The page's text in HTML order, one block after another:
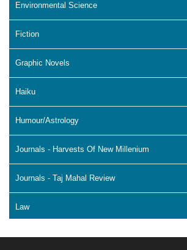
Environmental Science
Fiction
Graphic Novels
Haiku
Humour/Astrology
Journals - Harvests Of New Millenium
Journals - Taj Mahal Review
Law
Literature & Fiction